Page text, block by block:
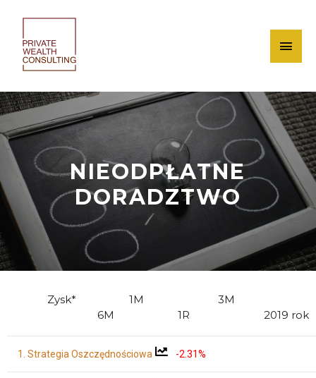
NIEODPŁATNE
DORADZTWO
Zysk* 1M 3M
6M 1R 2019 rok
1. Strategia Oszczędnościowa -2.31